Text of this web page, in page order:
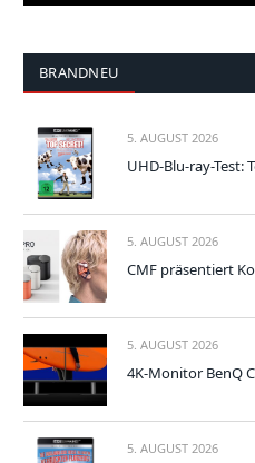
BRANDNEU
5. AUGUST 2026
UHD-Blu-ray-Test:
5. AUGUST 2026
CMF präsentiert
5. AUGUST 2026
4K-Monitor BenQ
5. AUGUST 2026